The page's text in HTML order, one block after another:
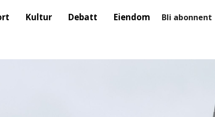
Kultur Debatt Eiendom Bli abonnent